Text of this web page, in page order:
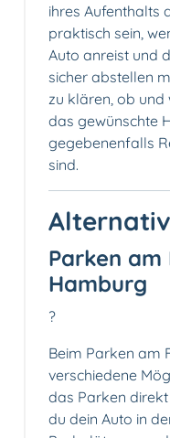
ihres Aufenthalts
praktisch sein,
Auto anreist und
sicher abstellen
zu klären, ob
das gewünschte
gegebenenfalls
sind.
Parken am
Hamburg
?
Beim Parken am
verschiedene
das Parken
du dein Auto in